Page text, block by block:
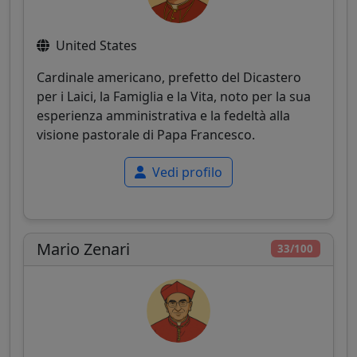
United States
Cardinale americano, prefetto del Dicastero
per i Laici, la Famiglia e la Vita, noto per la sua
esperienza amministrativa e la fedeltà alla
visione pastorale di Papa Francesco.
Vedi profilo
33/100
Mario Zenari